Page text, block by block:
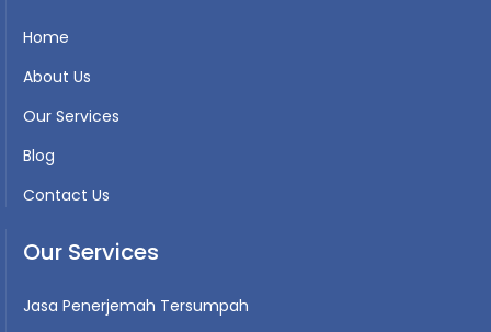
Home
About Us
Our Services
Blog
Contact Us
Our Services
Jasa Penerjemah Tersumpah